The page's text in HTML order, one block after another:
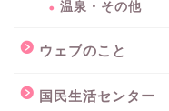
温泉・その他
ウェブのこと
国民生活センター